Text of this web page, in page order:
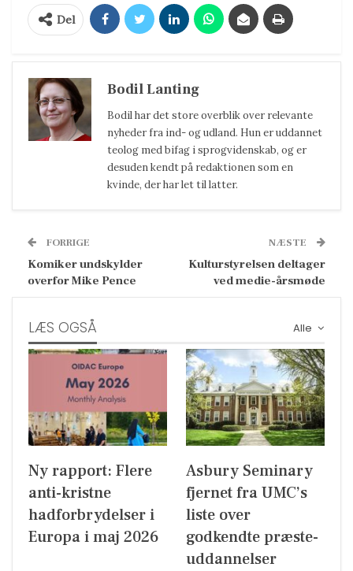
Del
Bodil Lanting
Bodil har det store overblik over relevante
nyheder fra ind- og udland. Hun er uddannet
teolog med bifag i sprogvidenskab, og er
desuden kendt på redaktionen som en
kvinde, der har let til latter.
FORRIGE
Komiker undskylder
overfor Mike Pence
NÆSTE
Kulturstyrelsen deltager
ved medie-årsmøde
Alle
LÆS OGSÅ
Ny rapport: Flere
anti-kristne
hadforbrydelser i
Europa i maj 2026
Asbury Seminary
fjernet fra UMC’s
liste over
godkendte præste-
uddannelser